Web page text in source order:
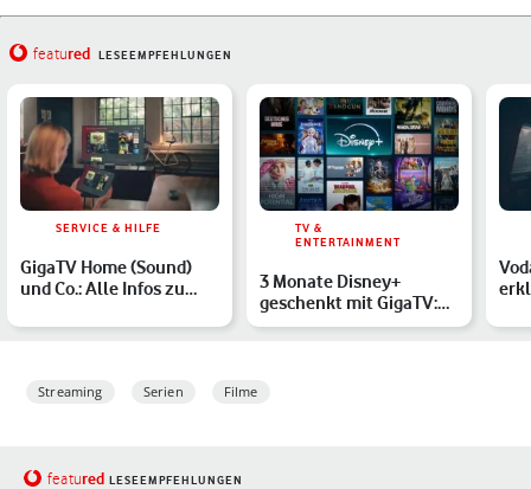
featured LESEEMPFEHLUNGEN
SERVICE & HILFE
GigaTV Home (Sound)
und Co.: Alle Infos zu
Entertainment-…
TV &
ENTERTAINMENT
3 Monate Disney+
geschenkt mit GigaTV:
So sicherst Du Dir das
…
Streaming Serien Filme
featured LESEEMPFEHLUNGEN